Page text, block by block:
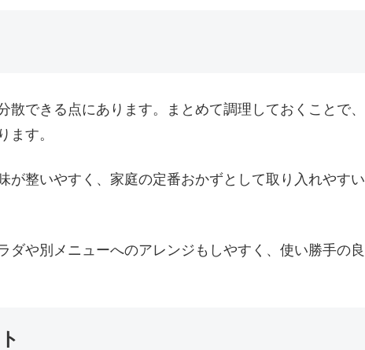
できる点にあります。まとめて調理しておくことで、
ます。
が整いやすく、家庭の定番おかずとして取り入れやすい
ダや別メニューへのアレンジもしやすく、使い勝手の良